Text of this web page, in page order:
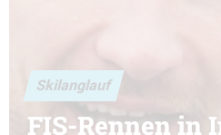
Skilanglauf
FIS-Rennen in